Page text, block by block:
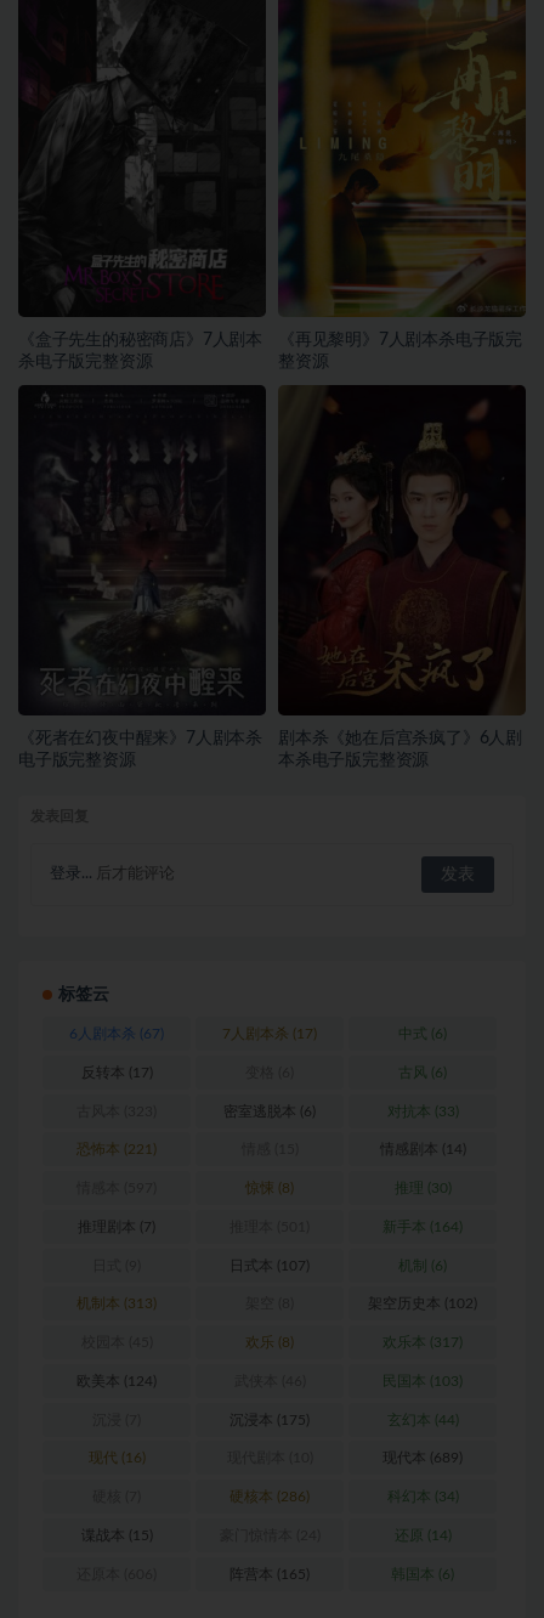
《盒子先生的秘密商店》7人剧本
杀电子版完整资源
《再见黎明》7人剧本杀电子版完
整资源
《死者在幻夜中醒来》7人剧本杀
电子版完整资源
剧本杀《她在后宫杀疯了》6人剧
本杀电子版完整资源
登录... 后才能评论
标签云
6人剧本杀 (67) 7人剧本杀 (17) 中式 (6)
反转本 (17) 古风 (6)
密室逃脱本 (6) 对抗本 (33)
恐怖本 (221) 情感剧本 (14)
惊悚 (8) 推理 (30)
推理剧本 (7) 新手本 (164)
日式本 (107) 机制 (6)
机制本 (313) 架空历史本 (102)
欢乐 (8) 欢乐本 (317)
欧美本 (124) 民国本 (103)
沉浸本 (175) 玄幻本 (44)
现代 (16) 现代本 (689)
硬核本 (286) 科幻本 (34)
谍战本 (15) 还原 (14)
阵营本 (165) 韩国本 (6)